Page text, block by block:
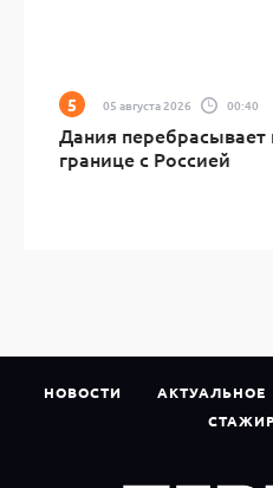
05 августа 2026 00:40
Дания
границе с Россией
НОВОСТИ АКТУАЛЬНОЕ